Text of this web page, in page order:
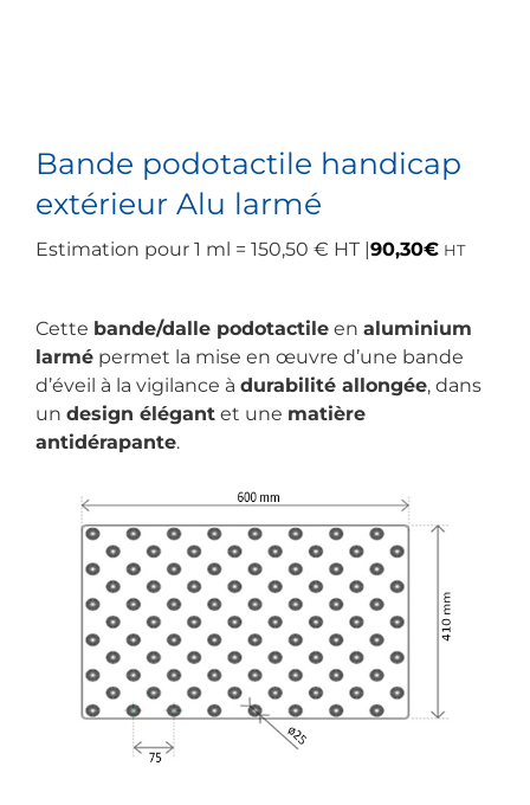
Bande podotactile handicap
extérieur Alu larmé
Estimation pour 1 ml = 150,50 € HT | 90,30€ HT
Cette bande/dalle podotactile en aluminium
larmé permet la mise en œuvre d’une bande
d’éveil à la vigilance à durabilité allongée, dans
un design élégant et une matière
antidérapante.